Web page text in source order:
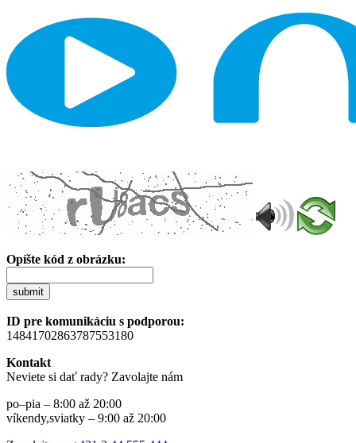
Opíšte kód z obrázku:
submit
ID pre komunikáciu s podporou:
14841702863787553180
Kontakt
Neviete si dať rady? Zavolajte nám
po–pia – 8:00 až 20:00
víkendy,sviatky – 9:00 až 20:00